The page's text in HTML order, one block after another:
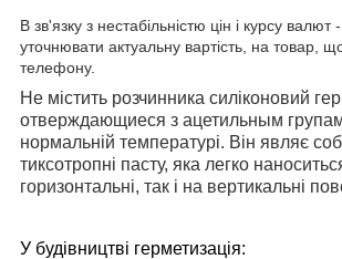
В зв'язку з нестабільністю цін і курсу
уточнювати актуальну вартість, на товар,
телефону.
Не містить розчинника силіконовий
отверждающиеся з ацетильным
нормальній температурі. Він являє
тиксотропні пасту, яка легко
горизонтальні, так і на вертикальні
У будівництві герметизація: